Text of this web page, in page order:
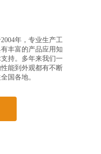
年，专业生产工
丰富的产品应用知
持。多年来我们一
能到外观都有不断
国各地。